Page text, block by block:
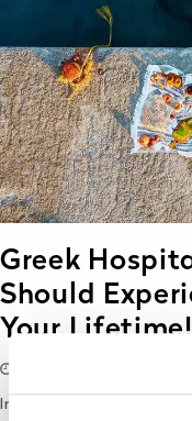
Greek
Should
Your Lifetime!
In Greek, hospitality